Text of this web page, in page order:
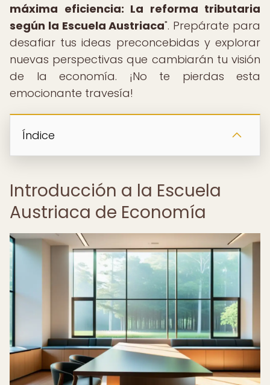
máxima eficiencia: La reforma tributaria
según la Escuela Austriaca". Prepárate para
desafiar tus ideas preconcebidas y explorar
nuevas perspectivas que cambiarán tu visión
de la economía. ¡No te pierdas esta
emocionante travesía!
Índice
Introducción a la Escuela
Austriaca de Economía